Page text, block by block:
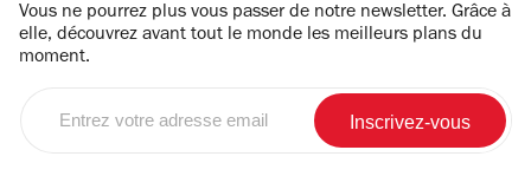
Vous ne pourrez plus vous passer de notre newsletter. Grâce à
elle, découvrez avant tout le monde les meilleurs plans du
moment.